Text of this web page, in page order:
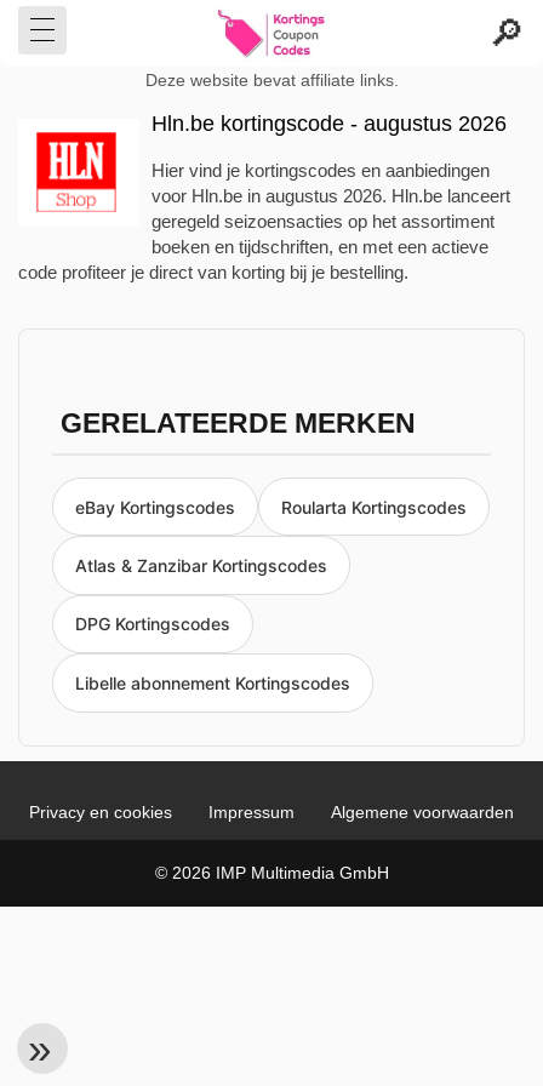
Deze website bevat affiliate links.
Hln.be kortingscode - augustus 2026
Hier vind je kortingscodes en aanbiedingen
voor Hln.be in augustus 2026. Hln.be lanceert
geregeld seizoensacties op het assortiment
boeken en tijdschriften, en met een actieve
code profiteer je direct van korting bij je bestelling.
GERELATEERDE MERKEN
eBay Kortingscodes Roularta Kortingscodes
Atlas & Zanzibar Kortingscodes
DPG Kortingscodes
Libelle abonnement Kortingscodes
Privacy en cookies Impressum Algemene voorwaarden
© 2026 IMP Multimedia GmbH